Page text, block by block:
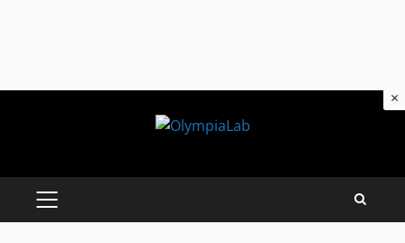
PRIMARY
MENU
×